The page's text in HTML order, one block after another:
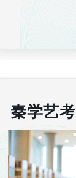
秦学艺